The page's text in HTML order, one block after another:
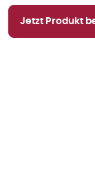
Jetzt Produkt